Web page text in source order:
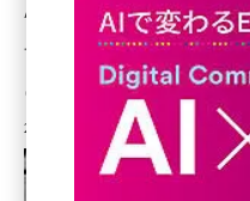
アスクル (1119)
base (1074)
ビィ・フォアード
revico (739)
Amazonのアクセシビリティとユニ
ピングを促進し、年間69億ドルに
ている
Digital Commerce 360
2019年8月1日 8:00